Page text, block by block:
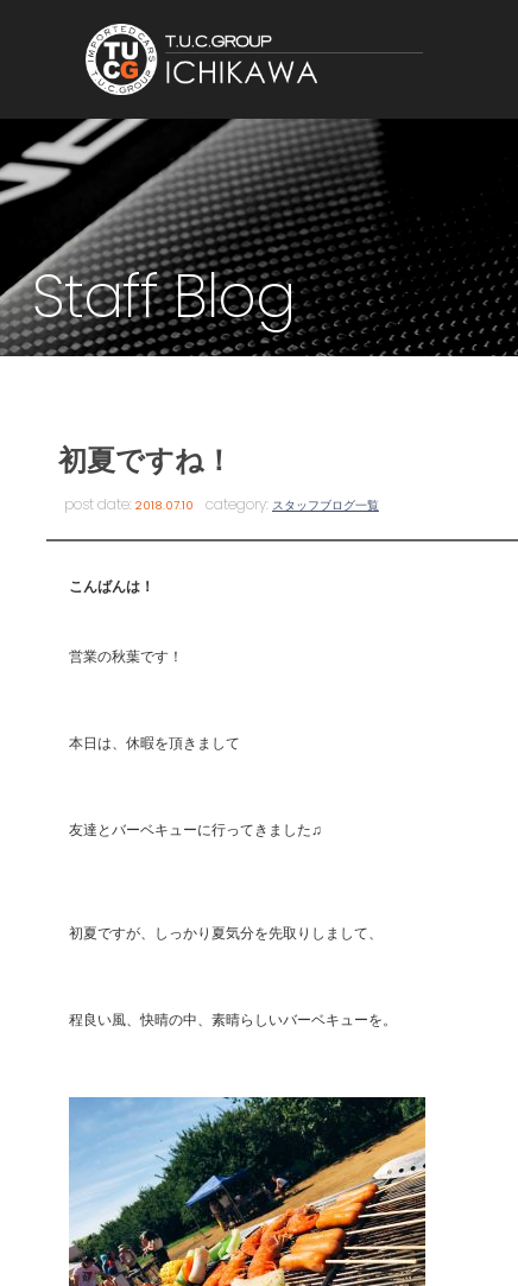
Staff Blog
初夏ですね！
post date:2018.07.10 category: スタッフブログ一覧
こんばんは！
営業の秋葉です！
本日は、休暇を頂きまして
友達とバーベキューに行ってきました♫
初夏ですが、しっかり夏気分を先取りしまして、
程良い風、快晴の中、素晴らしいバーベキューを。